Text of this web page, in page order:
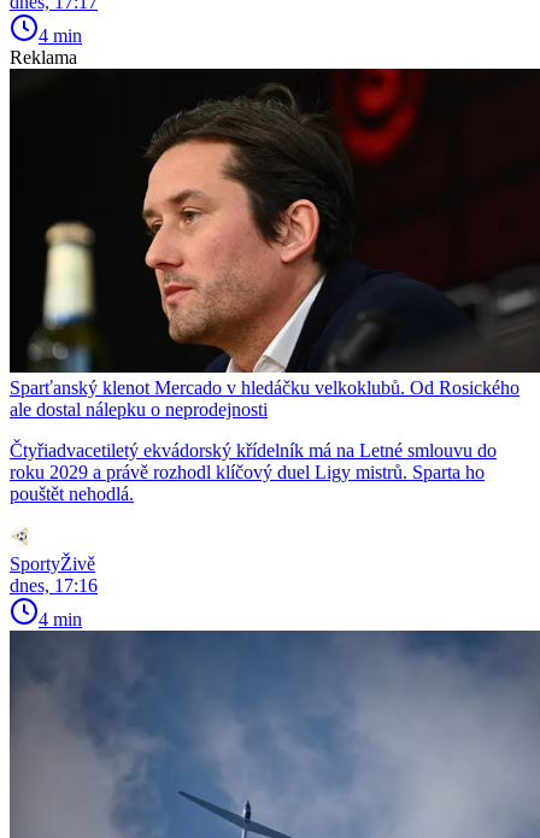
4 min
Reklama
Sparťanský klenot Mercado v hledáčku velkoklubů. Od Rosického
ale dostal nálepku o neprodejnosti
Čtyřiadvacetiletý ekvádorský křídelník má na Letné smlouvu do
roku 2029 a právě rozhodl klíčový duel Ligy mistrů. Sparta ho
pouštět nehodlá.
SportyŽivě
dnes, 17:16
4 min